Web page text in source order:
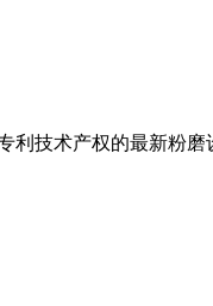
技术产权的最新粉